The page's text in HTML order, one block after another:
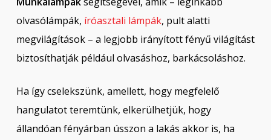
olvasólámpák, íróasztali lámpák, pult alatti
megvilágítások – a legjobb irányított fényű világítást
biztosíthatják például olvasáshoz, barkácsoláshoz.
Ha így cselekszünk, amellett, hogy megfelelő
hangulatot teremtünk, elkerülhetjük, hogy
állandóan fényárban ússzon a lakás akkor is, ha